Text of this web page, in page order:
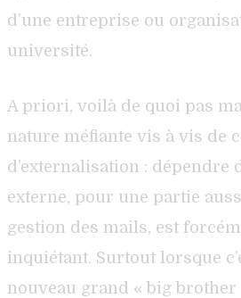
d’une entreprise ou
université.
A priori, voilà de quoi pas
nature méfiante vis à vis de
d’externalisation : dépendre
externe, pour une partie
gestion des mails, est
inquiétant. Surtout lorsque
nouveau grand « big brother